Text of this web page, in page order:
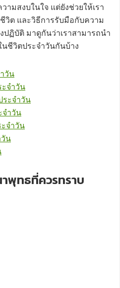
ามสงบในใจ แต่ยังช่วยให้เรา
วิต และวิธีการรับมือกับความ
ฏิบัติ มาดูกันว่าเราสามารถนำ
ชีวิตประจำวันกันบ้าง
วัน
จำวัน
ระจำวัน
จำวัน
จำวัน
วัน
พุทธที่ควรทราบ